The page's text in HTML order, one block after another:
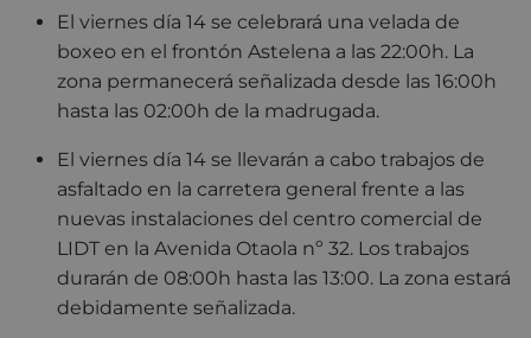
El viernes día 14 se celebrará una velada de
boxeo en el frontón Astelena a las 22:00h. La
zona permanecerá señalizada desde las 16:00h
hasta las 02:00h de la madrugada.
El viernes día 14 se llevarán a cabo trabajos de
asfaltado en la carretera general frente a las
nuevas instalaciones del centro comercial de
LIDT en la Avenida Otaola nº 32. Los trabajos
durarán de 08:00h hasta las 13:00. La zona estará
debidamente señalizada.